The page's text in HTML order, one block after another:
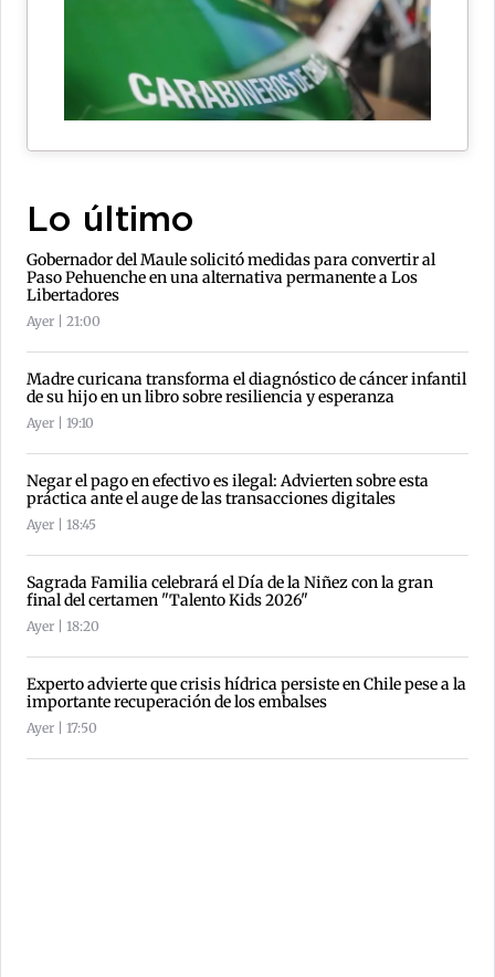
Lo último
Gobernador del Maule solicitó medidas para convertir al
Paso Pehuenche en una alternativa permanente a Los
Libertadores
Ayer | 21:00
Madre curicana transforma el diagnóstico de cáncer infantil
de su hijo en un libro sobre resiliencia y esperanza
Ayer | 19:10
Negar el pago en efectivo es ilegal: Advierten sobre esta
práctica ante el auge de las transacciones digitales
Ayer | 18:45
Sagrada Familia celebrará el Día de la Niñez con la gran
final del certamen "Talento Kids 2026"
Ayer | 18:20
Experto advierte que crisis hídrica persiste en Chile pese a la
importante recuperación de los embalses
Ayer | 17:50